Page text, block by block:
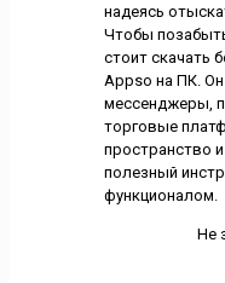
надеясь
Чтобы
стоит скачать
Appso на ПК. Он
мессенджеры,
торговые
пространство
полезный
функционалом.
Не